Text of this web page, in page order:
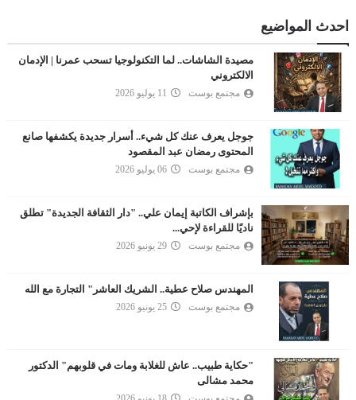
احدث المواضيع
مصيدة الشاشات.. لما التكنولوجيا تسحب عمرنا | الإدمان
الالكتروني
مجتمع بوست 11 يوليو 2026
جوجل يعرف عنك كل شيء.. أسرار جديدة يكشفها صانع
المحتوى رمضان عبد المقصود
مجتمع بوست 06 يوليو 2026
بإشراف الكاتبة إيمان علي.. "دار الثقافة الجديدة" تطلق
ناديًا للقراءة لإحي...
مجتمع بوست 29 يونيو 2026
المهندس صلاح عطية.. الشريك العاشر" التجارة مع الله
مجتمع بوست 25 يونيو 2026
"حكاية طبيب.. عاش للغلابة ومات في قلوبهم" الدكتور
محمد مشالى